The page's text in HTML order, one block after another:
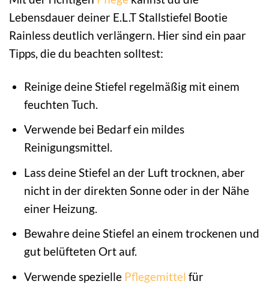
Lebensdauer deiner E.L.T Stallstiefel Bootie
Rainless deutlich verlängern. Hier sind ein paar
Tipps, die du beachten solltest:
Reinige deine Stiefel regelmäßig mit einem
feuchten Tuch.
Verwende bei Bedarf ein mildes
Reinigungsmittel.
Lass deine Stiefel an der Luft trocknen, aber
nicht in der direkten Sonne oder in der Nähe
einer Heizung.
Bewahre deine Stiefel an einem trockenen und
gut belüfteten Ort auf.
Verwende spezielle Pflegemittel für